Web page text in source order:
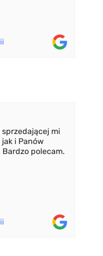
mi
jak i Panów
Bardzo polecam.